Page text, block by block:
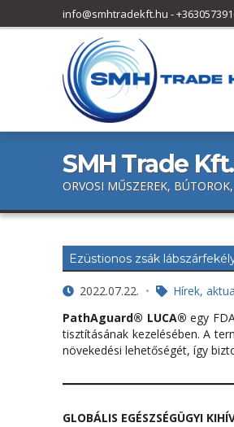
info@smhtradekft.hu -
f
SMH Trade Kft.
ORVOSI MŰSZEREK,
Ezüstionos zsák
2022.07.22. Hírek,
PathAguard® LUCA®egy
tisztításának kezelésében. A
növekedési lehetőségét, így
GLOBÁLIS EGÉSZSÉGÜGYI